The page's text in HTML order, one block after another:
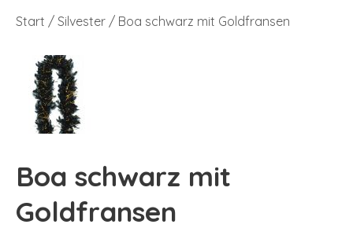
Start / Silvester / Boa schwarz mit Goldfransen
Boa schwarz mit
Goldfransen